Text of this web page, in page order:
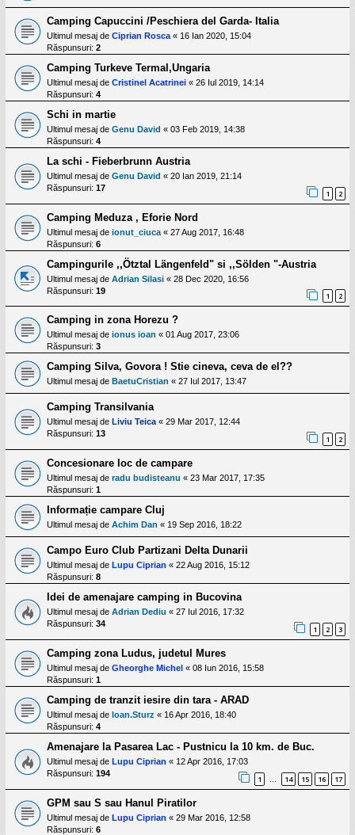
Camping Capuccini /Peschiera del Garda- Italia
Ultimul mesaj de Ciprian Rosca « 16 Ian 2020, 15:04
Răspunsuri: 2
Camping Turkeve Termal,Ungaria
Ultimul mesaj de Cristinel Acatrinei « 26 Iul 2019, 14:14
Răspunsuri: 4
Schi in martie
Ultimul mesaj de Genu David « 03 Feb 2019, 14:38
Răspunsuri: 4
La schi - Fieberbrunn Austria
Ultimul mesaj de Genu David « 20 Ian 2019, 21:14
Răspunsuri: 17
1 2
Camping Meduza , Eforie Nord
Ultimul mesaj de ionut_ciuca « 27 Aug 2017, 16:48
Răspunsuri: 6
Campingurile ,,Ötztal Längenfeld" si ,,Sölden "-Austria
Ultimul mesaj de Adrian Silasi « 28 Dec 2020, 16:56
Răspunsuri: 19
1 2
Camping in zona Horezu ?
Ultimul mesaj de ionus ioan « 01 Aug 2017, 23:06
Răspunsuri: 3
Camping Silva, Govora ! Stie cineva, ceva de el??
Ultimul mesaj de BaetuCristian « 27 Iul 2017, 13:47
Camping Transilvania
Ultimul mesaj de Liviu Teica « 29 Mar 2017, 12:44
Răspunsuri: 13
1 2
Concesionare loc de campare
Ultimul mesaj de radu budisteanu « 23 Mar 2017, 17:35
Răspunsuri: 1
Informație campare Cluj
Ultimul mesaj de Achim Dan « 19 Sep 2016, 18:22
Campo Euro Club Partizani Delta Dunarii
Ultimul mesaj de Lupu Ciprian « 22 Aug 2016, 15:12
Răspunsuri: 8
Idei de amenajare camping in Bucovina
Ultimul mesaj de Adrian Dediu « 27 Iul 2016, 17:32
Răspunsuri: 34
1 2 3
Camping zona Ludus, judetul Mures
Ultimul mesaj de Gheorghe Michel « 08 Iun 2016, 15:58
Răspunsuri: 1
Camping de tranzit iesire din tara - ARAD
Ultimul mesaj de Ioan.Sturz « 16 Apr 2016, 18:40
Răspunsuri: 4
Amenajare la Pasarea Lac - Pustnicu la 10 km. de Buc.
Ultimul mesaj de Lupu Ciprian « 12 Apr 2016, 17:03
Răspunsuri: 194
1 … 14 15 16 17
GPM sau S sau Hanul Piratilor
Ultimul mesaj de Lupu Ciprian « 29 Mar 2016, 12:58
Răspunsuri: 6